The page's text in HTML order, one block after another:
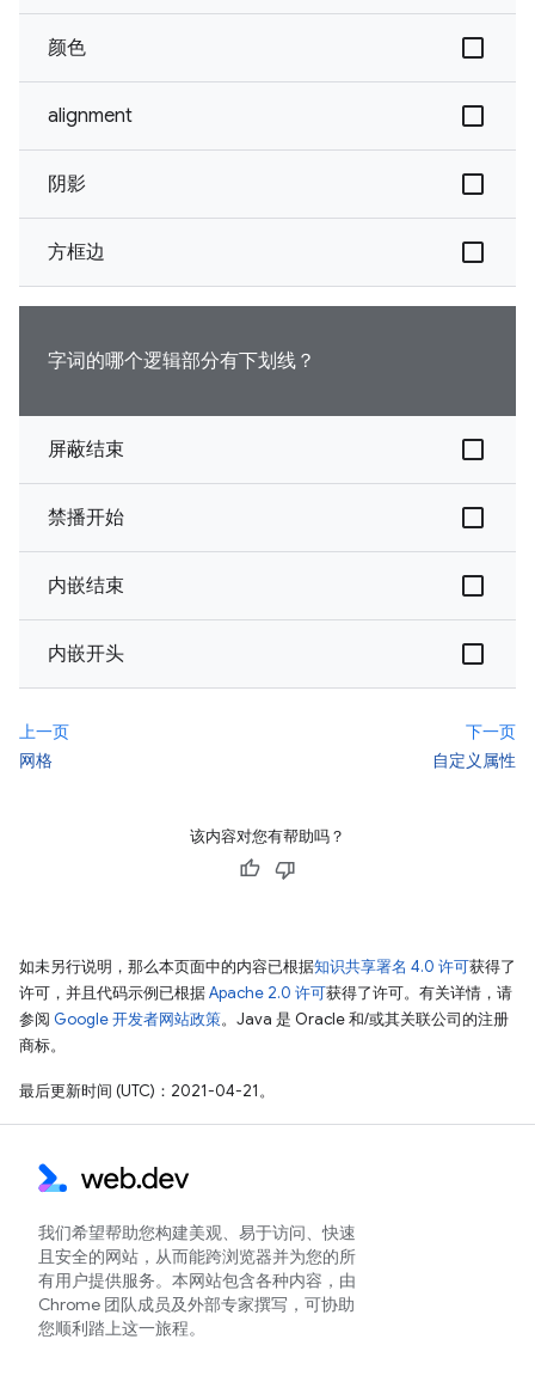
颜色
alignment
阴影
方框边
字词的哪个逻辑部分有下划线？
屏蔽结束
禁播开始
内嵌结束
内嵌开头
上一页
网格
下一页
自定义属性
该内容对您有帮助吗？
如未另行说明，那么本页面中的内容已根据知识共享署名 4.0 许可获得了
许可，并且代码示例已根据Apache 2.0 许可获得了许可。有关详情，请
参阅 Google 开发者网站政策。Java 是 Oracle 和/或其关联公司的注册
商标。
最后更新时间 (UTC)：2021-04-21。
我们希望帮助您构建美观、易于访问、快速
且安全的网站，从而能跨浏览器并为您的所
有用户提供服务。本网站包含各种内容，由
Chrome 团队成员及外部专家撰写，可协助
您顺利踏上这一旅程。